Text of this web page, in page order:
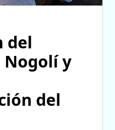
del
Nogolí y
del